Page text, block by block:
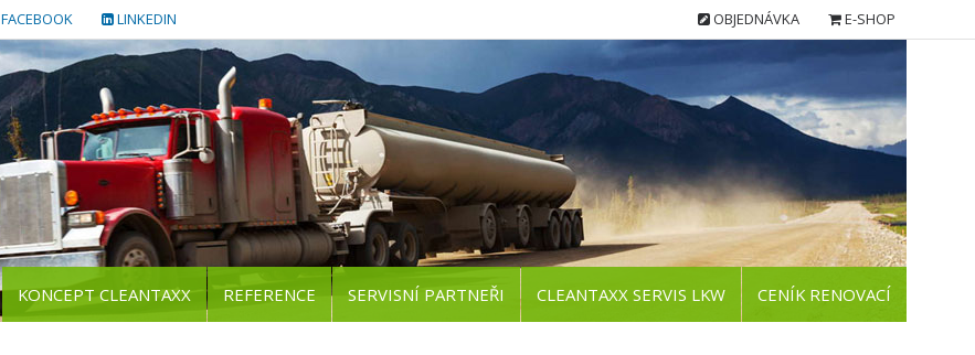
FACEBOOK LINKEDIN OBJEDNÁVKA E-SHOP
KONCEPT CLEANTAXX REFERENCE SERVISNÍ PARTNEŘI CLEANTAXX SERVIS LKW CENÍK RENOVACÍ